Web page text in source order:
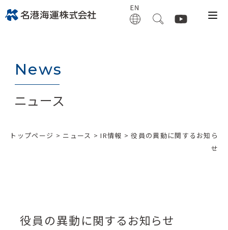
News
ニュース
トップページ > ニュース >IR情報 > 役員の異動に関するお知ら
せ
役員の異動に関するお知らせ